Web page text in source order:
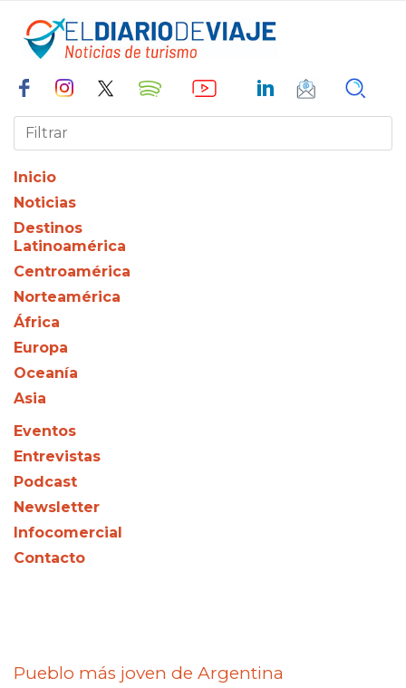
Inicio
Noticias
Destinos
Latinoamérica
Centroamérica
Norteamérica
África
Europa
Oceanía
Asia
Eventos
Entrevistas
Podcast
Newsletter
Infocomercial
Contacto
Pueblo más joven de Argentina